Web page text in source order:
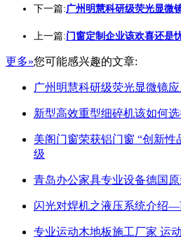
下一篇:广州明慧科研级荧光显微
上一篇:门窗定制企业该欢喜还是
更多»您可能感兴趣的文章:
广州明慧科研级荧光显微镜
新型高效重型细碎机该如何
美阁门窗荣获铝门窗 “创新
级
青岛办公家具专业设备德国
闪光对焊机之液压系统介绍
专业运动木地板施工厂家 运